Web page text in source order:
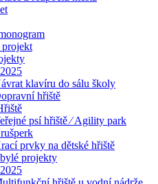
projekt
klavíru do sálu školy
hřiště
psí hřiště ⁄ Agility park
prvky na dětské hřiště
projekty